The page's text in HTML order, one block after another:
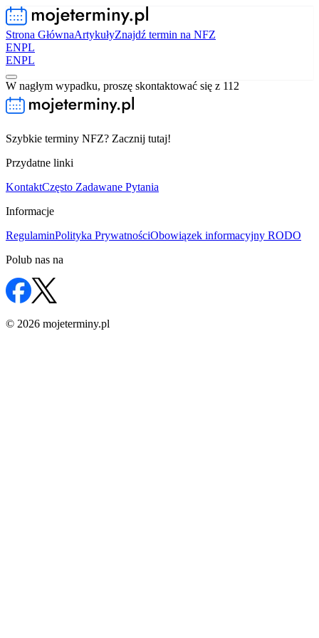
Strona GłównaArtykułyZnajdź termin na NFZ
ENPL
ENPL
W nagłym wypadku, proszę skontaktować się z 112
Szybkie terminy NFZ? Zacznij tutaj!
Przydatne linki
KontaktCzęsto Zadawane Pytania
Informacje
RegulaminPolityka PrywatnościObowiązek informacyjny RODO
Polub nas na
© 2026 mojeterminy.pl